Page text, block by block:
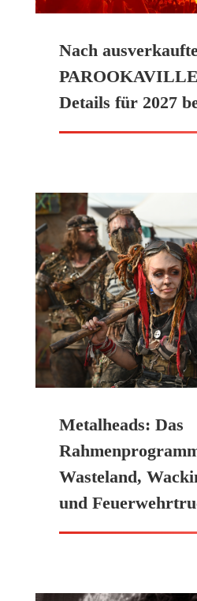
Nach
Details für 2027
Metalheads: Das
Wasteland,
und